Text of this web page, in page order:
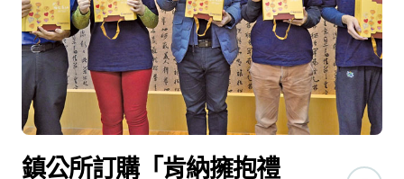
鎮公所訂購「肯納擁抱禮